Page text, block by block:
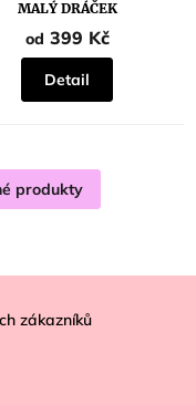
MALÝ DRÁČEK
od 399 Kč
Detail
produkty
zákazníků